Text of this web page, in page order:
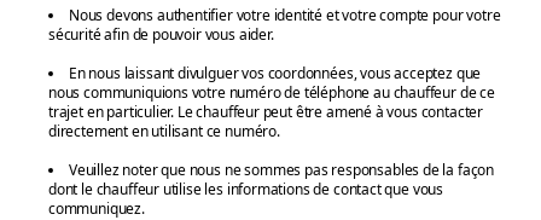
Nous devons authentifier votre identité et votre compte pour votre
sécurité afin de pouvoir vous aider.
En nous laissant divulguer vos coordonnées, vous acceptez que
nous communiquions votre numéro de téléphone au chauffeur de ce
trajet en particulier. Le chauffeur peut être amené à vous contacter
directement en utilisant ce numéro.
Veuillez noter que nous ne sommes pas responsables de la façon
dont le chauffeur utilise les informations de contact que vous
communiquez.